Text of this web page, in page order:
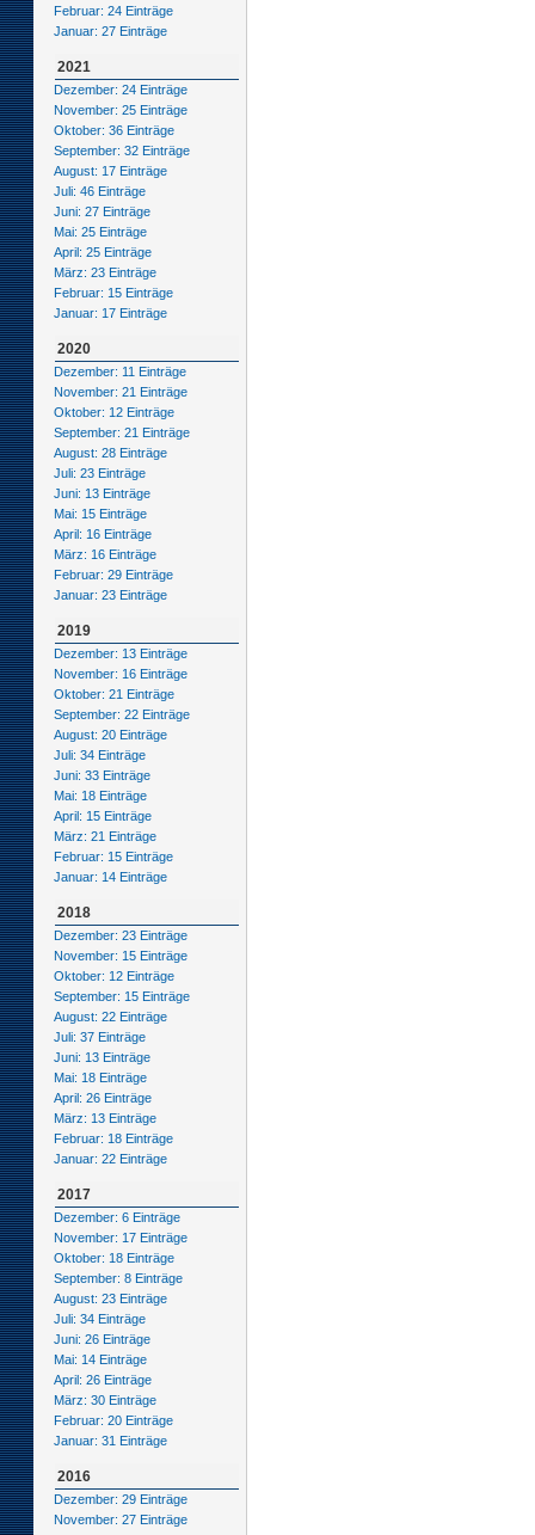
Februar: 24 Einträge
Januar: 27 Einträge
2021
Dezember: 24 Einträge
November: 25 Einträge
Oktober: 36 Einträge
September: 32 Einträge
August: 17 Einträge
Juli: 46 Einträge
Juni: 27 Einträge
Mai: 25 Einträge
April: 25 Einträge
März: 23 Einträge
Februar: 15 Einträge
Januar: 17 Einträge
2020
Dezember: 11 Einträge
November: 21 Einträge
Oktober: 12 Einträge
September: 21 Einträge
August: 28 Einträge
Juli: 23 Einträge
Juni: 13 Einträge
Mai: 15 Einträge
April: 16 Einträge
März: 16 Einträge
Februar: 29 Einträge
Januar: 23 Einträge
2019
Dezember: 13 Einträge
November: 16 Einträge
Oktober: 21 Einträge
September: 22 Einträge
August: 20 Einträge
Juli: 34 Einträge
Juni: 33 Einträge
Mai: 18 Einträge
April: 15 Einträge
März: 21 Einträge
Februar: 15 Einträge
Januar: 14 Einträge
2018
Dezember: 23 Einträge
November: 15 Einträge
Oktober: 12 Einträge
September: 15 Einträge
August: 22 Einträge
Juli: 37 Einträge
Juni: 13 Einträge
Mai: 18 Einträge
April: 26 Einträge
März: 13 Einträge
Februar: 18 Einträge
Januar: 22 Einträge
2017
Dezember: 6 Einträge
November: 17 Einträge
Oktober: 18 Einträge
September: 8 Einträge
August: 23 Einträge
Juli: 34 Einträge
Juni: 26 Einträge
Mai: 14 Einträge
April: 26 Einträge
März: 30 Einträge
Februar: 20 Einträge
Januar: 31 Einträge
2016
Dezember: 29 Einträge
November: 27 Einträge